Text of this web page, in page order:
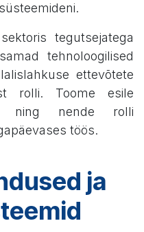
tegutsejatega
tehnoloogilised
ettevõtete
rolli. Toome esile
ning nende rolli
töös.
ja